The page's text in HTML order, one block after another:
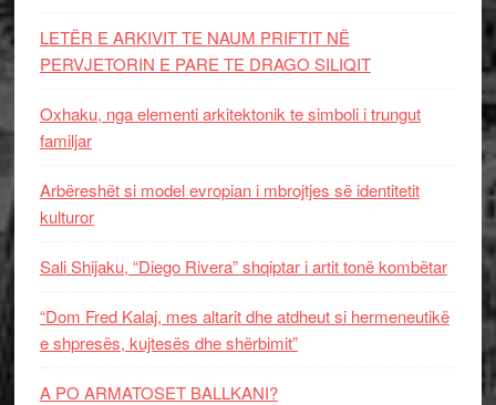
LETËR E ARKIVIT TE NAUM PRIFTIT NË
PERVJETORIN E PARE TE DRAGO SILIQIT
Oxhaku, nga elementi arkitektonik te simboli i trungut
familjar
Arbëreshët si model evropian i mbrojtjes së identitetit
kulturor
Sali Shijaku, “Diego Rivera” shqiptar i artit tonë kombëtar
“Dom Fred Kalaj, mes altarit dhe atdheut si hermeneutikë
e shpresës, kujtesës dhe shërbimit”
A PO ARMATOSET BALLKANI?